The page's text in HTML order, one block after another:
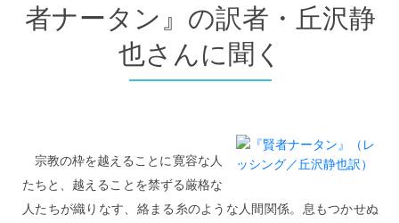
者ナータン』の訳者・丘沢静
也さんに聞く
宗教の枠を越えることに寛容な人
たちと、越えることを禁ずる厳格な
人たちが織りなす、絡まる糸のような人間関係。息もつかせぬ